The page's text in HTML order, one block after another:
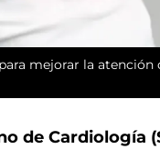
mejorar la atención
de Cardiología